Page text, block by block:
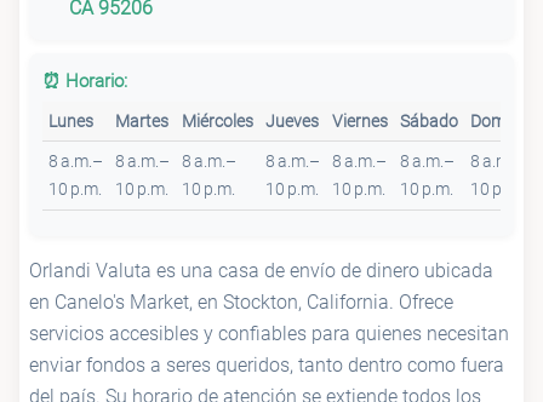
CA 95206
⏰ Horario:
Lunes Martes Miércoles Jueves Viernes Sábado Domingo
8 a.m.–
10 p.m.
8 a.m.–
10 p.m.
8 a.m.–
10 p.m.
8 a.m.–
10 p.m.
8 a.m.–
10 p.m.
8 a.m.–
10 p.m.
8 a.m.–
10 p.m.
Orlandi Valuta es una casa de envío de dinero ubicada
en Canelo's Market, en Stockton, California. Ofrece
servicios accesibles y confiables para quienes necesitan
enviar fondos a seres queridos, tanto dentro como fuera
del país. Su horario de atención se extiende todos los